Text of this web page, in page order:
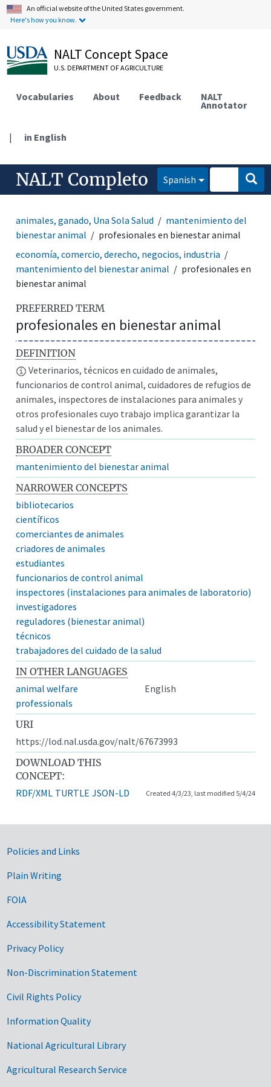
An official website of the United States government.
Here's how you know.
NALT Concept Space
U.S. DEPARTMENT OF AGRICULTURE
Vocabularies About Feedback NALT
Annotator
| in English
NALT Completo Spanish
animales, ganado, Una Sola Salud
mantenimiento del
bienestar animal
profesionales en bienestar animal
economía, comercio, derecho, negocios, industria
mantenimiento del bienestar animal
profesionales en
bienestar animal
PREFERRED TERM
profesionales en bienestar animal
DEFINITION
Veterinarios, técnicos en cuidado de animales,
funcionarios de control animal, cuidadores de refugios de
animales, inspectores de instalaciones para animales y
otros profesionales cuyo trabajo implica garantizar la
salud y el bienestar de los animales.
BROADER CONCEPT
mantenimiento del bienestar animal
NARROWER CONCEPTS
bibliotecarios
científicos
comerciantes de animales
criadores de animales
estudiantes
funcionarios de control animal
inspectores (instalaciones para animales de laboratorio)
investigadores
reguladores (bienestar animal)
técnicos
trabajadores del cuidado de la salud
IN OTHER LANGUAGES
animal welfare
professionals
English
URI
https://lod.nal.usda.gov/nalt/67673993
DOWNLOAD THIS
CONCEPT:
RDF/XML TURTLE JSON-LD Created 4/3/23, last modified 5/4/24
Government Links
Policies and Links
Plain Writing
FOIA
Accessibility Statement
Privacy Policy
Non-Discrimination Statement
Civil Rights Policy
Information Quality
National Agricultural Library
Agricultural Research Service